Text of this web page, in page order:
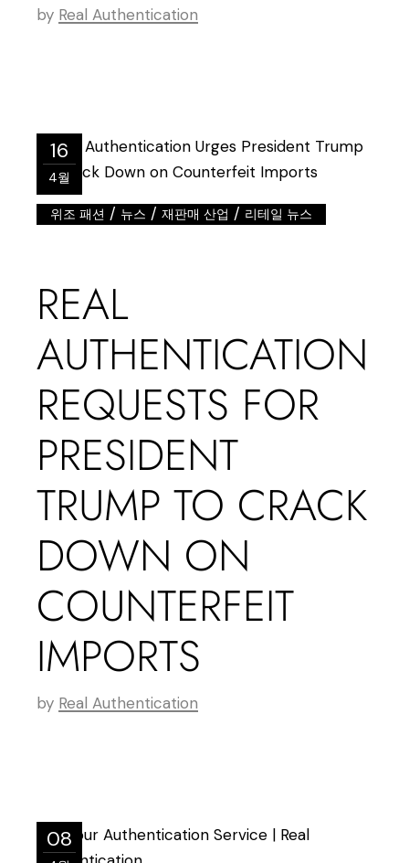
by Real Authentication
16
4월
위조 패션 / 뉴스 /재판매 산업 / 리테일 뉴스
REAL
AUTHENTICATION
REQUESTS FOR
PRESIDENT
TRUMP TO CRACK
DOWN ON
COUNTERFEIT
IMPORTS
by Real Authentication
08